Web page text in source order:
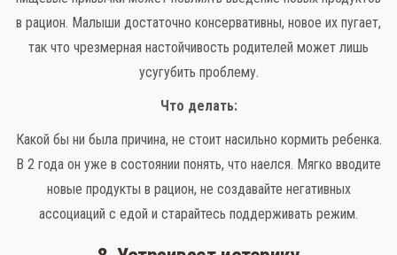
в рацион. Малыши достаточно консервативны, новое их пугает,
так что чрезмерная настойчивость родителей может лишь
усугубить проблему.
Что делать:
Какой бы ни была причина, не стоит насильно кормить ребенка.
В 2 года он уже в состоянии понять, что наелся. Мягко вводите
новые продукты в рацион, не создавайте негативных
ассоциаций с едой и старайтесь поддерживать режим.